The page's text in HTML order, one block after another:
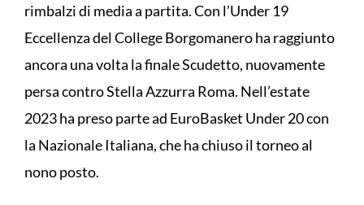
rimbalzi di media a partita. Con l’Under 19
Eccellenza del College Borgomanero ha raggiunto
ancora una volta la finale Scudetto, nuovamente
persa contro Stella Azzurra Roma. Nell’estate
2023 ha preso parte ad EuroBasket Under 20 con
la Nazionale Italiana, che ha chiuso il torneo al
nono posto.